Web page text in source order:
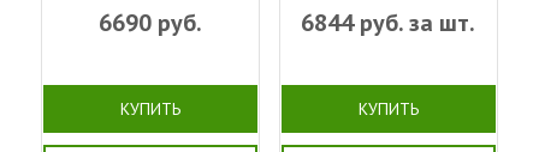
6690 руб.
КУПИТЬ
6844руб. за шт.
КУПИТЬ